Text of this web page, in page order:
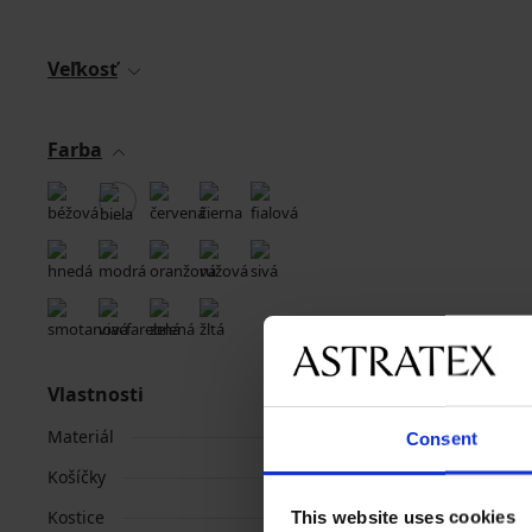
Consent
This website uses cookies
Veľkosť
Farba
Vlastnosti
Materiál
Košíčky
Kostice